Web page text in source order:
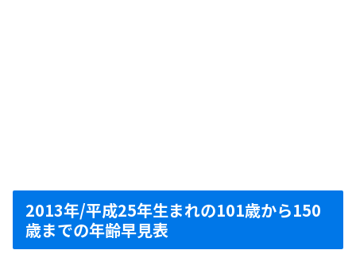
2013年/平成25年生まれの101歳から150
歳までの年齢早見表